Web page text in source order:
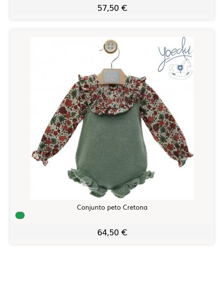
57,50 €
Conjunto peto Cretona
64,50 €